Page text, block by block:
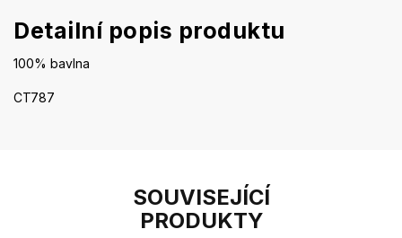
SOUVISEJÍCÍ
PRODUKTY
Detailní popis produktu
100% bavlna
CT787